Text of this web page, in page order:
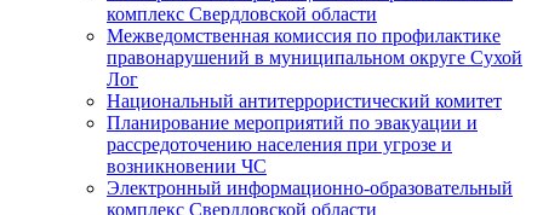
комплекс Cвердловской области
Межведомственная комиссия по профилактике
правонарушений в муниципальном округе Сухой
Лог
Национальный антитеррористический комитет
Планирование мероприятий по эвакуации и
рассредоточению населения при угрозе и
возникновении ЧС
Электронный информационно-образовательный
комплекс Свердловской области